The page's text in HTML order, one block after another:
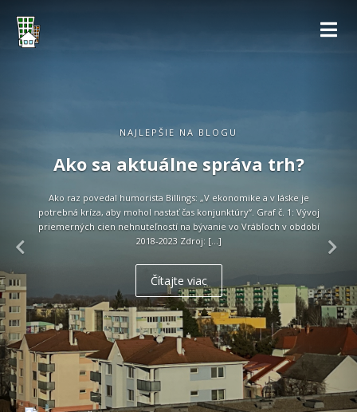
NAJLEPŠIE NA BLOGU
Ako sa aktuálne správa trh?
Ako raz povedal humorista Billings: „V ekonomike a v láske je
potrebná kríza, aby mohol nastať čas konjunktúry“. Graf č. 1: Vývoj
priemerných cien nehnuteľností na bývanie vo Vrábľoch v období
2018-2023 Zdroj: […]
Čítajte viac